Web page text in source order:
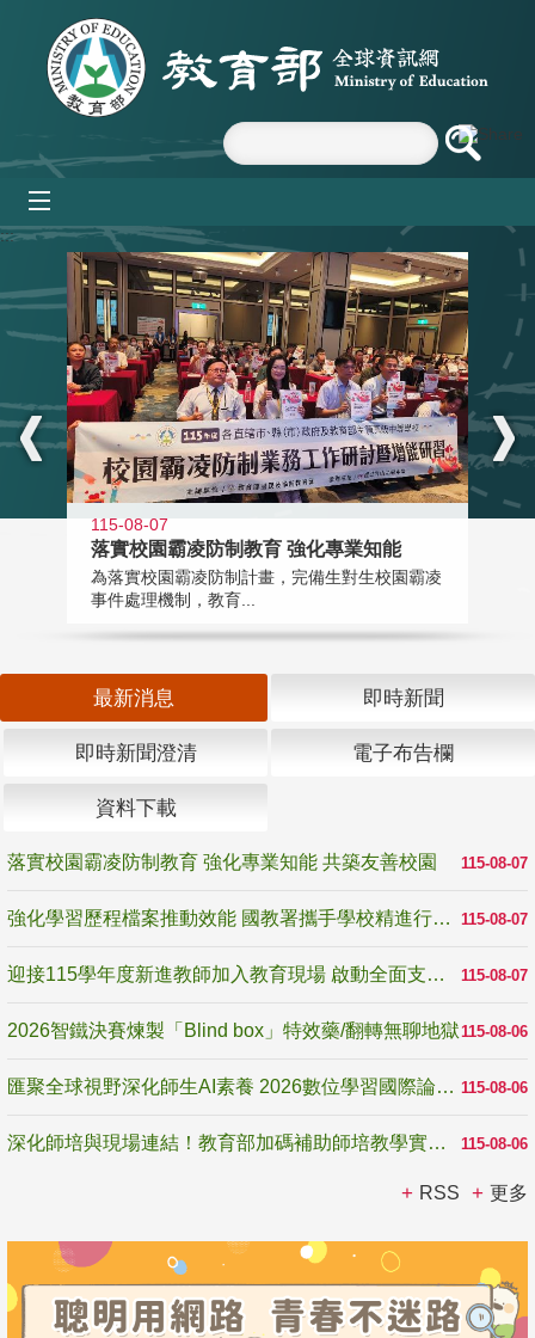
跳到主要內容區塊
:::
115-08-07
落實校園霸凌防制教育 強化專業知能
為落實校園霸凌防制計畫，完備生對生校園霸凌
事件處理機制，教育...
最新消息 即時新聞
即時新聞澄清 電子布告欄
資料下載
115-08-07
落實校園霸凌防制教育 強化專業知能 共築友善校園
115-08-07
強化學習歷程檔案推動效能 國教署攜手學校精進行政與教學支持
115-08-07
迎接115學年度新進教師加入教育現場 啟動全面支持陪伴
115-08-06
2026智鐵決賽煉製「Blind box」特效藥/翻轉無聊地獄
115-08-06
匯聚全球視野深化師生AI素養 2026數位學習國際論壇高雄登場
115-08-06
深化師培與現場連結！教育部加碼補助師培教學實踐研究 10月師培國際研討會交流教學實踐經驗
RSS 更多